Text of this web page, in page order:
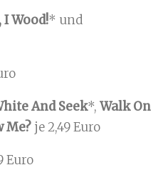
I Wood!* und
And Seek*, Walk On
Me? je 2,49 Euro
Euro